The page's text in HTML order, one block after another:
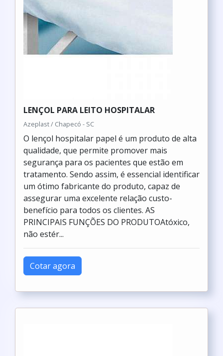
LENÇOL PARA LEITO HOSPITALAR
Azeplast / Chapecó - SC
O lençol hospitalar papel é um produto de alta
qualidade, que permite promover mais
segurança para os pacientes que estão em
tratamento. Sendo assim, é essencial identificar
um ótimo fabricante do produto, capaz de
assegurar uma excelente relação custo-
benefício para todos os clientes. AS
PRINCIPAIS FUNÇÕES DO PRODUTOAtóxico,
não estér...
Cotar agora